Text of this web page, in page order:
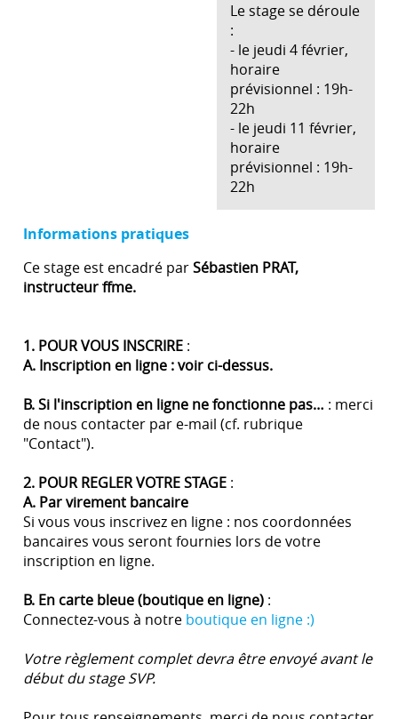
Le stage se déroule
:
- le jeudi 4 février,
horaire
prévisionnel : 19h-
22h
- le jeudi 11 février,
horaire
prévisionnel : 19h-
22h
Informations pratiques
Ce stage est encadré parSébastien PRAT,
instructeur ffme.
1. POUR VOUS INSCRIRE :
A. Inscription en ligne : voir ci-dessus.
B. Si l'inscription en ligne ne fonctionne pas… : merci
de nous contacter par e-mail (cf. rubrique
"Contact").
2. POUR REGLER VOTRE STAGE :
A. Par virement bancaire
Si vous vous inscrivez en ligne : nos coordonnées
bancaires vous seront fournies lors de votre
inscription en ligne.
B. En carte bleue (boutique en ligne) :
Connectez-vous à notre boutique en ligne :)
Votre règlement complet devra être envoyé avant le
début du stage SVP.